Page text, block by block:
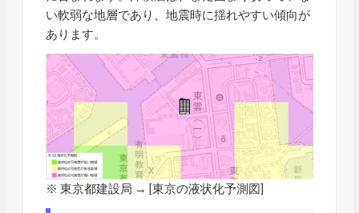
い軟弱な地層であり、地震時に揺れやすい傾向が
あります。
※ 東京都建設局 → [東京の液状化予測図]